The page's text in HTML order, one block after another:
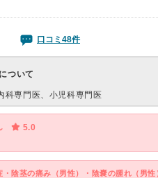
口コミ48件
ついて
科専門医、小児科専門医
5.0
陰茎の痛み（男性）・陰嚢の腫れ（男性